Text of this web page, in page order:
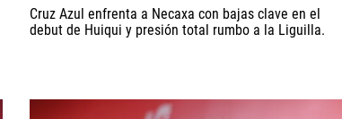
Cruz Azul enfrenta a Necaxa con bajas clave en el
debut de Huiqui y presión total rumbo a la Liguilla.